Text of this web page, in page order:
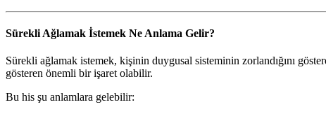
Sürekli Ağlamak İstemek Ne Anlama Gelir?
Sürekli ağlamak istemek, kişinin duygusal sisteminin zorlandığını
gösteren önemli bir işaret olabilir.
Bu his şu anlamlara gelebilir: